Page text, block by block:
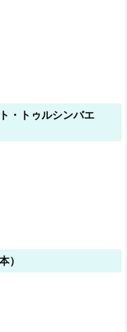
・トゥルシンバエ
）